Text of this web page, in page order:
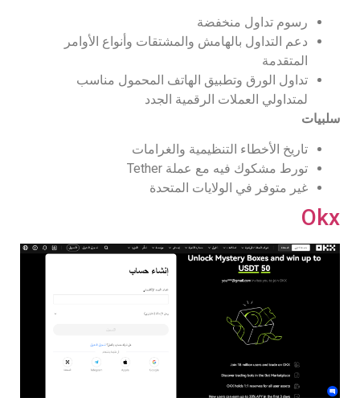
رسوم تداول منخفضة
دعم التداول بالهامش والمشتقات وأنواع الأوامر
المتقدمة
تداول الورق وتطبيق الهاتف المحمول مناسب
لمتداولي العملات الرقمية الجدد
سلبيات
تاريخ الأخطاء التنظيمية والغرامات
تورط مشكوك فيه مع عملة Tether
غير متوفر في الولايات المتحدة
Okx